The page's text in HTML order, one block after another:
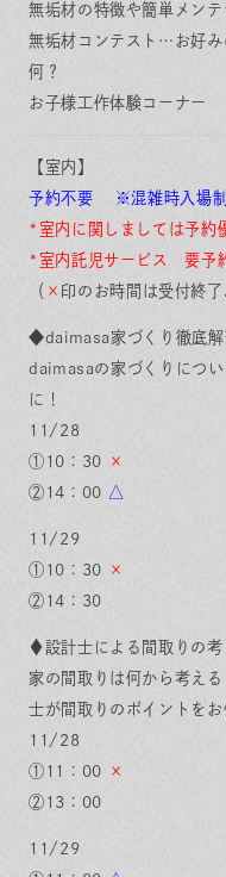
無垢材の特徴や簡単メン
無垢材コンテスト…お好
何？
お子様工作体験コーナー
【室内】
予約不要 ※混雑時入場制
*室内に関しましては予約
*室内託児サービス
要予
（ × 印のお時間は受付終了
◆daimasa家づくり徹底
daimasaの家づくりにつ
に！
11/28
①10：30
×
②14：00 △
11/29
①10：30
×
②14：30
♦設計士による間取りの
家の間取りは何から考え
士が間取りのポイントをお
11/28
①11：00
×
②13：00
11/29